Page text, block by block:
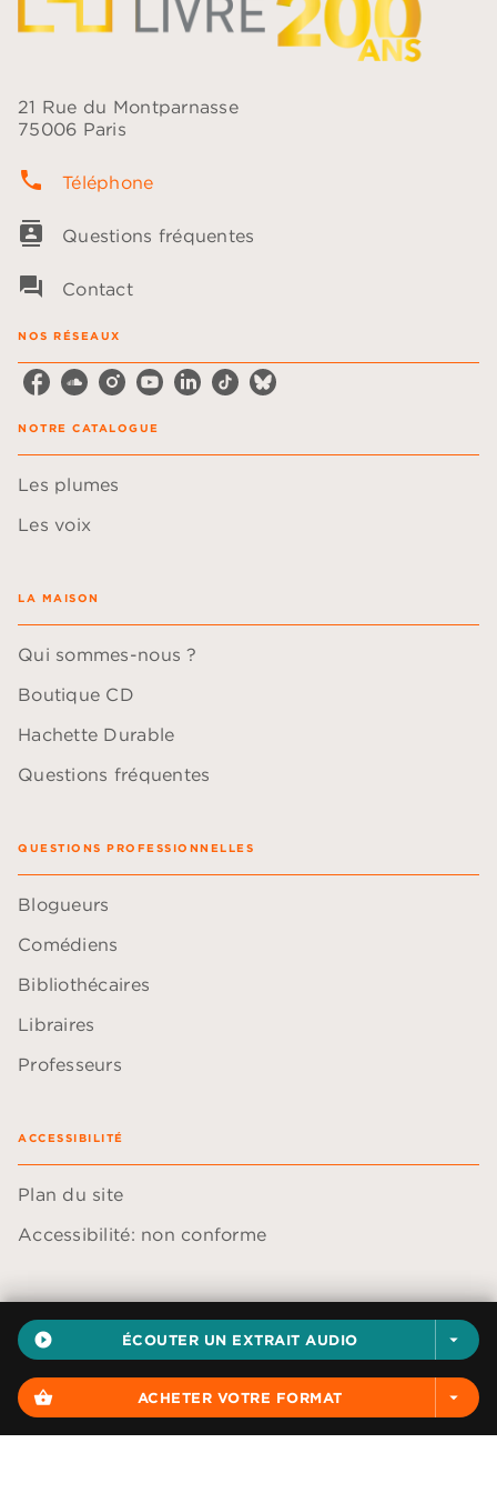
play_circle_filled ÉCOUTER UN EXTRAIT AUDIO arrow_drop_down
shopping_basket ACHETER VOTRE FORMAT arrow_drop_down
21 Rue du Montparnasse
75006 Paris
phone Téléphone
contacts Questions fréquentes
question_answer Contact
NOS RÉSEAUX
NOTRE CATALOGUE
Les plumes
Les voix
LA MAISON
Qui sommes-nous ?
Boutique CD
Hachette Durable
Questions fréquentes
QUESTIONS PROFESSIONNELLES
Blogueurs
Comédiens
Bibliothécaires
Libraires
Professeurs
ACCESSIBILITÉ
Plan du site
Accessibilité: non conforme
Données personnelles
Paramétrer vos cookies
Mentions légales
Conditions générales d'utilisation